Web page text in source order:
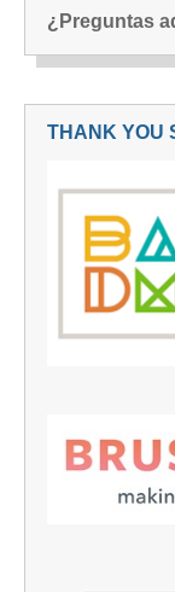
¿Preguntas
THANK YOU